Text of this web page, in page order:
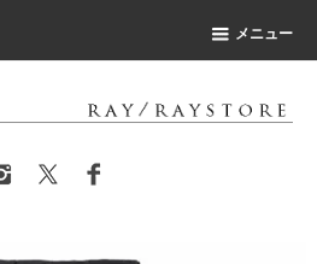
メニュー